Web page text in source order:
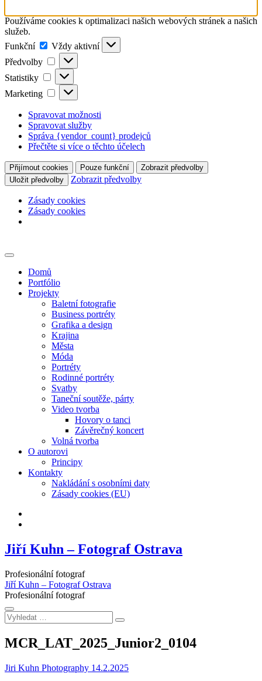
Používáme cookies k optimalizaci našich webových stránek a našich
služeb.
Funkční
Funkční
Vždy aktivní
Předvolby
Předvolby
Statistiky Statistiky
Marketing Marketing
Spravovat možnosti
Spravovat služby
Správa {vendor_count} prodejců
Přečtěte si více o těchto účelech
Přijímout cookies Pouze funkční
Zobrazit předvolby
Uložit předvolby
Zobrazit předvolby
Zásady cookies
Zásady cookies
to
Domů
Portfólio
Projekty
Baletní fotografie
Business portréty
Grafika a design
Krajina
Města
Móda
Portréty
Rodinné portréty
Svatby
Taneční soutěže, párty
Video tvorba
Hovory o tanci
Závěrečný koncert
Volná tvorba
O autorovi
Principy
Kontakty
Nakládání s osobními daty
Zásady cookies (EU)
Jiří Kuhn – Fotograf Ostrava
Profesionální fotograf
Jiří Kuhn – Fotograf Ostrava
Profesionální fotograf
Vyhledat
…
MCR_LAT_2025_Junior2_0104
Jiri Kuhn Photography 14.2.2025